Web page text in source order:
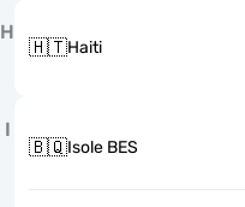
H
🇭🇹Haiti
I
🇧🇶Isole BES